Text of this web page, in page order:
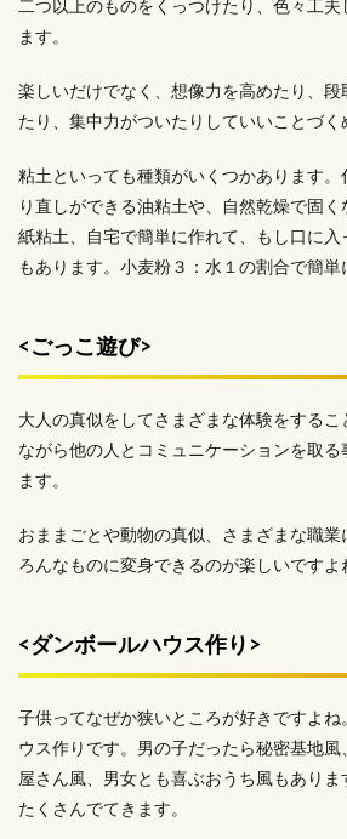
二つ以上のものをくっつけたり、色々工夫
ます。
楽しいだけでなく、想像力を高めたり、
たり、集中力がついたりしていいことづく
粘土といっても種類がいくつかあります
り直しができる油粘土や、自然乾燥で固
紙粘土、自宅で簡単に作れて、もし口に
もあります。小麦粉３：水１の割合で簡単
<ごっこ遊び>
大人の真似をしてさまざまな体験をする
ながら他の人とコミュニケーションを取る
ます。
おままごとや動物の真似、さまざまな職
ろんなものに変身できるのが楽しいですよ
<ダンボールハウス作り>
子供ってなぜか狭いところが好きですよ
ウス作りです。男の子だったら秘密基地
屋さん風、男女とも喜ぶおうち風もあり
たくさんでてきます。